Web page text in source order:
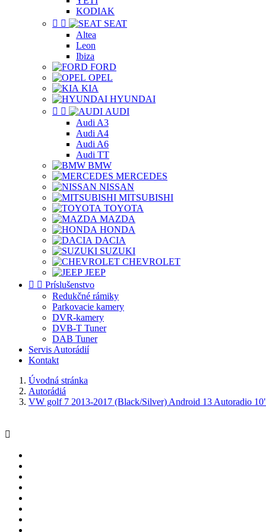
KODIAK
 
SEAT
Altea
Leon
Ibiza
FORD
OPEL
KIA
HYUNDAI
 
AUDI
Audi A3
Audi A4
Audi A6
Audi TT
BMW
MERCEDES
NISSAN
MITSUBISHI
TOYOTA
MAZDA
HONDA
DACIA
SUZUKI
CHEVROLET
JEEP
  Príslušenstvo
Redukčné rámiky
Parkovacie kamery
DVR-kamery
DVB-T Tuner
DAB Tuner
Servis Autorádií
Kontakt
Úvodná stránka
Autorádiá
VW golf 7 2013-2017 (Black/Silver) Android 13 Autoradio
